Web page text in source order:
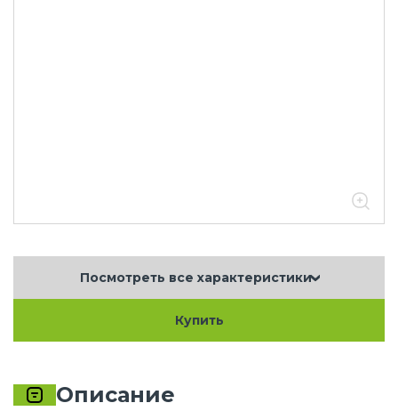
Посмотреть все характеристики
Купить
Описание